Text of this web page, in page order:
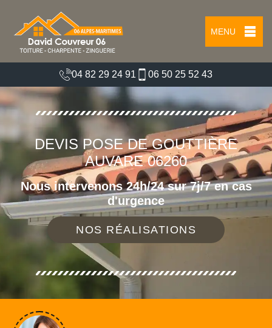
MENU
04 82 29 24 91 06 50 25 52 43
DEVIS POSE DE GOUTTIÈRE
AUVARE 06260
Nous intervenons 24h/24 sur 7j/7 en cas
d'urgence
NOS RÉALISATIONS